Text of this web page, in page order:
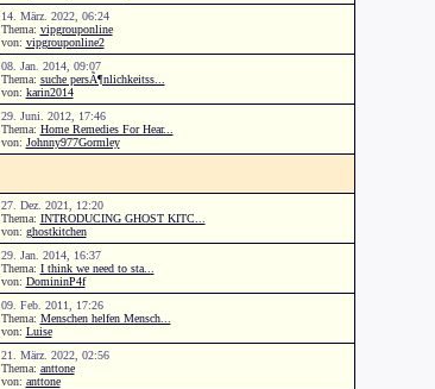
14. März. 2022, 06:24
Thema: vipgrouponline
von: vipgrouponline2
08. Jan. 2014, 09:07
Thema: suche persÃ¶nlichkeitss...
von: karin2014
29. Juni. 2012, 17:46
Thema: Home Remedies For Hear...
von: Johnny977Gormley
27. Dez. 2021, 12:20
Thema: INTRODUCING GHOST KITC...
von: ghostkitchen
29. Jan. 2014, 16:37
Thema: I think we need to sta...
von: DomininP4f
09. Feb. 2011, 17:26
Thema: Menschen helfen Mensch...
von: Luise
21. März. 2022, 02:56
Thema: anttone
von: anttone